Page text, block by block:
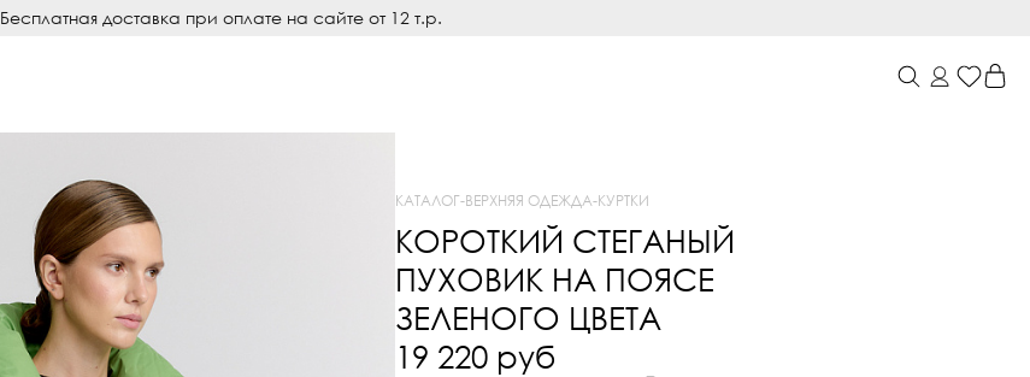
Бесплатная доставка при оплате на сайте от 12 т.р.
КАТАЛОГ-ВЕРХНЯЯ ОДЕЖДА-КУРТКИ
КОРОТКИЙ СТЕГАНЫЙ
ПУХОВИК НА ПОЯСЕ
ЗЕЛЕНОГО ЦВЕТА
19 220 руб